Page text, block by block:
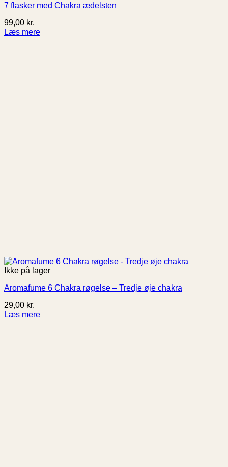
7 flasker med Chakra ædelsten
99,00 kr.
Læs mere
Ikke på lager
Aromafume 6 Chakra røgelse – Tredje øje chakra
29,00 kr.
Læs mere